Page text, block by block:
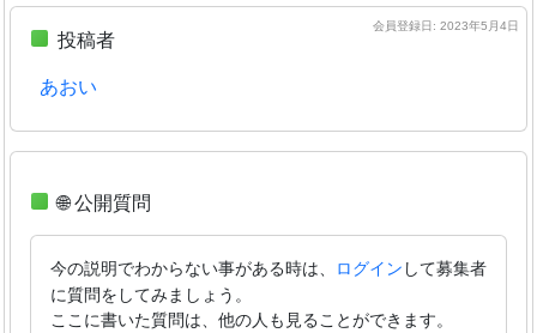
会員登録日: 2023年5月4日
投稿者
あおい
🌐 公開質問
今の説明でわからない事がある時は、 ログイン して募集者
に質問をしてみましょう。
ここに書いた質問は、他の人も見ることができます。